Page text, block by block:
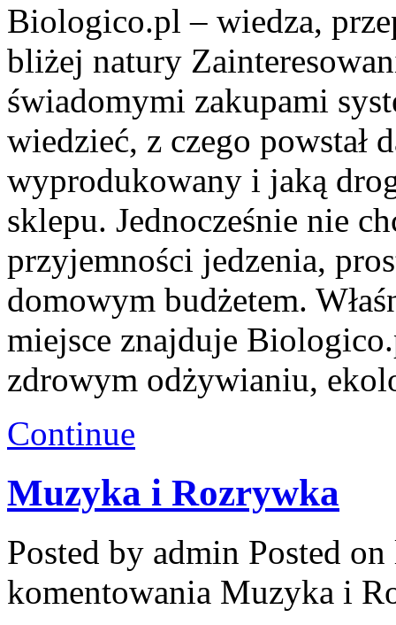
Biologico.pl – wiedza,
bliżej natury
świadomymi zakupami
wiedzieć, z czego powstał
wyprodukowany i jaką
sklepu. Jednocześnie nie
przyjemności jedzenia,
domowym budżetem.
miejsce znajduje
zdrowym odżywianiu,
Continue
Muzyka i Rozrywka
Posted by admin Posted
komentowania Muzyka i